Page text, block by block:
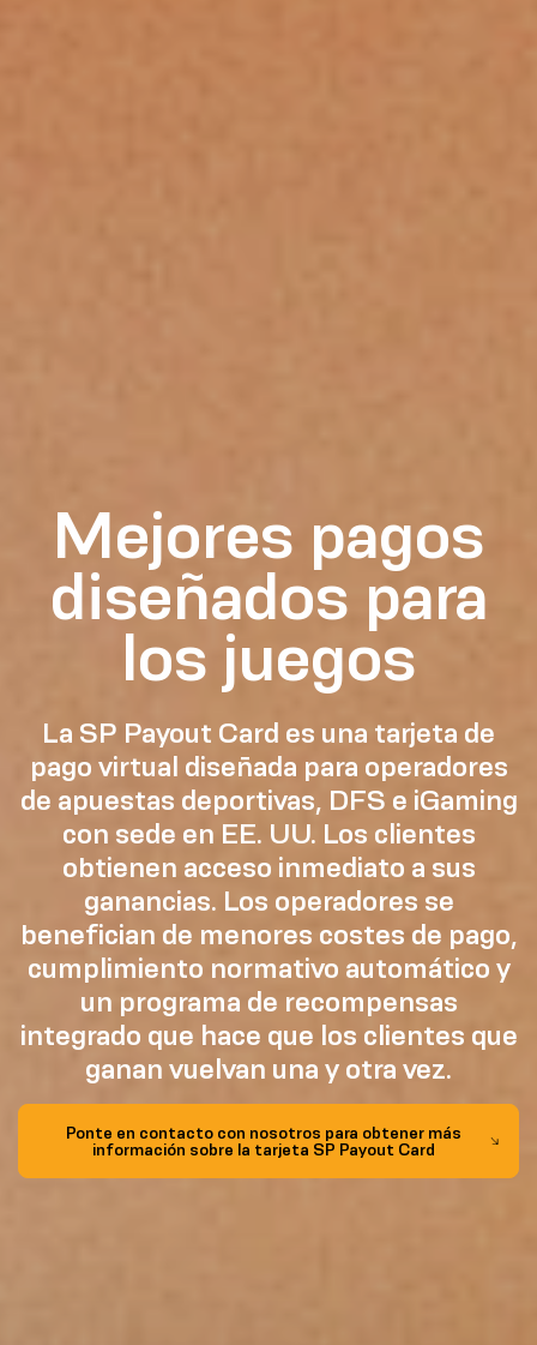
Mejores pagos
diseñados para
los juegos
La SP Payout Card es una tarjeta de
pago virtual diseñada para operadores
de apuestas deportivas, DFS e iGaming
con sede en EE. UU. Los clientes
obtienen acceso inmediato a sus
ganancias. Los operadores se
benefician de menores costes de pago,
cumplimiento normativo automático y
un programa de recompensas
integrado que hace que los clientes que
ganan vuelvan una y otra vez.
Ponte en contacto con nosotros para obtener más
información sobre la tarjeta SP Payout Card